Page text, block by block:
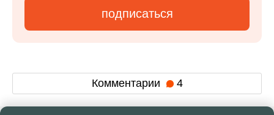
подписаться
Комментарии 4